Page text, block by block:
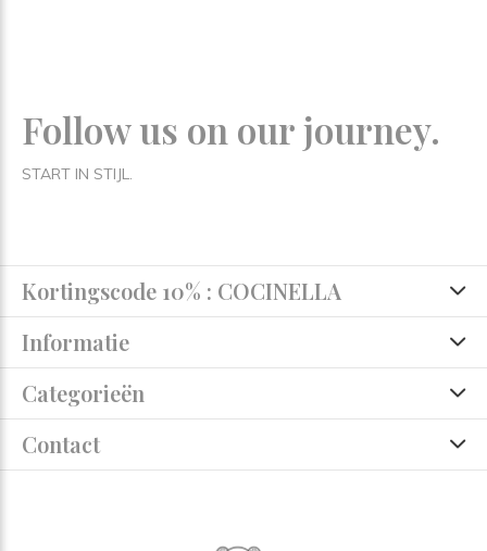
Follow us on our journey.
START IN STIJL.
Kortingscode 10% : COCINELLA
Informatie
Categorieën
Contact